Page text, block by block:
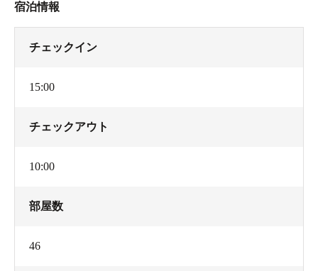
宿泊情報
チェックイン
15:00
チェックアウト
10:00
部屋数
46